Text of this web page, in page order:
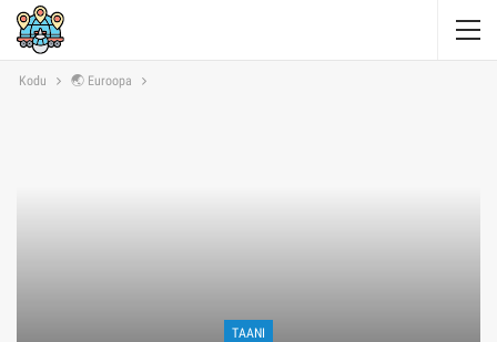
Kodu 🌏 Euroopa
TAANI